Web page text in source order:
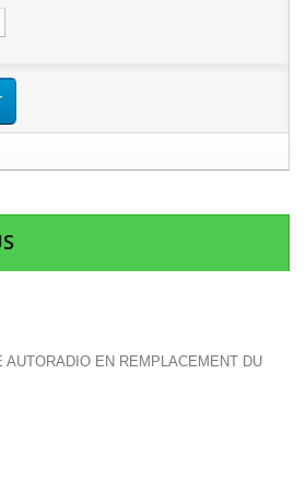
AUTORADIO EN REMPLACEMENT DU